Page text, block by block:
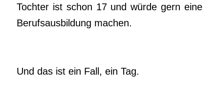
Tochter ist schon 17 und würde gern eine
Berufsausbildung machen.
Und das ist ein Fall, ein Tag.